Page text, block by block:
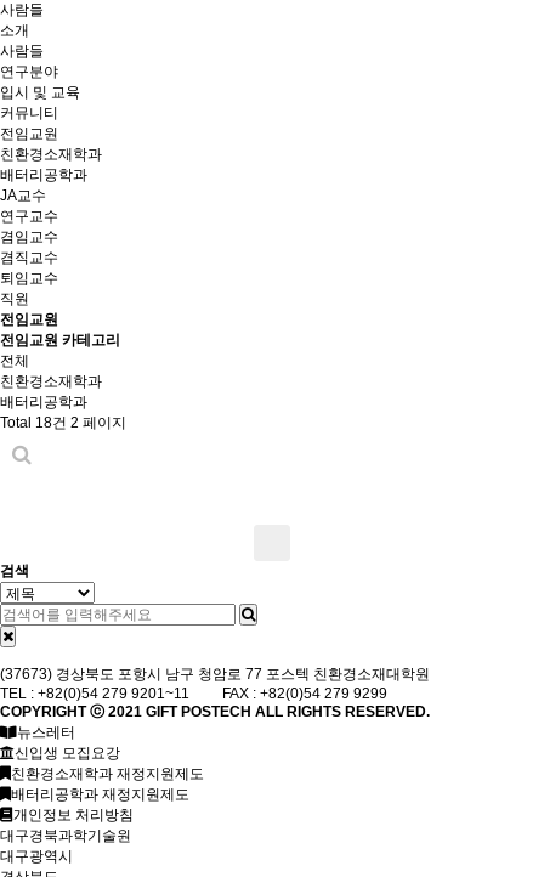
사람들
소개
사람들
연구분야
입시 및 교육
커뮤니티
전임교원
친환경소재학과
배터리공학과
JA교수
연구교수
겸임교수
겸직교수
퇴임교수
직원
전임교원
전임교원 카테고리
전체
친환경소재학과
배터리공학과
Total 18건 2 페이지
검색
(37673) 경상북도 포항시 남구 청암로 77 포스텍 친환경소재대학원
TEL : +82(0)54 279 9201~11 FAX : +82(0)54 279 9299
COPYRIGHT ⓒ 2021 GIFTPOSTECH ALL RIGHTS RESERVED.
뉴스레터
신입생 모집요강
친환경소재학과 재정지원제도
배터리공학과 재정지원제도
개인정보 처리방침
대구경북과학기술원
대구광역시